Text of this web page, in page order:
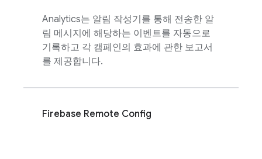
Analytics는 알림 작성기를 통해 전송한 알
림 메시지에 해당하는 이벤트를 자동으로
기록하고 각 캠페인의 효과에 관한 보고서
를 제공합니다.
Firebase Remote Config